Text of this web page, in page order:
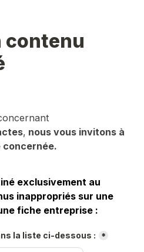
contenu
, nous vous invitons à
exclusivement au
inappropriés sur une
fiche entreprise :
la liste ci-dessous : *